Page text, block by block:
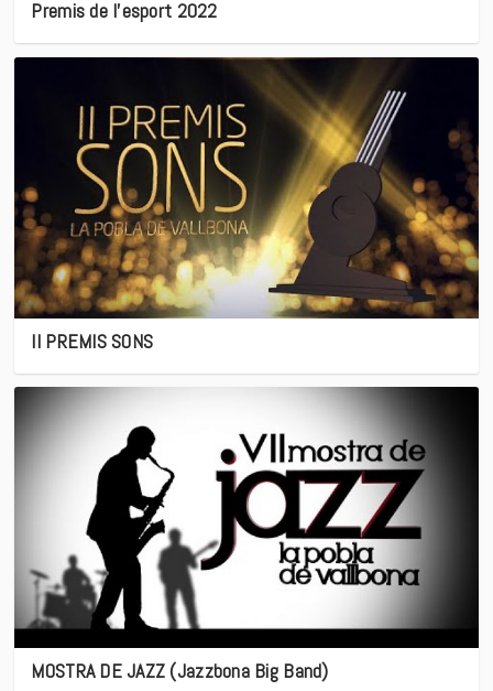
Premis de l’esport 2022
II PREMIS SONS
MOSTRA DE JAZZ (Jazzbona Big Band)